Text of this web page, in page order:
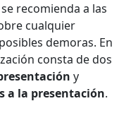
recomienda a las
cualquier
demoras. En
consta de dos
y
a la presentación.